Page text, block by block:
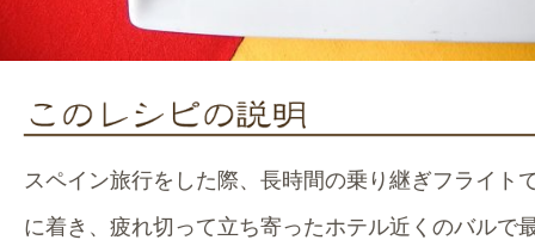
スペイン旅行をした際、長時間の乗り継ぎフライト
に着き、疲れ切って立ち寄ったホテル近くのバルで